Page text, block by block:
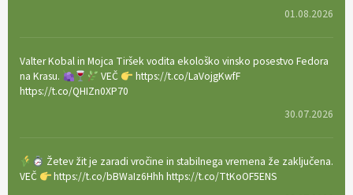
01.08.2026
Valter Kobal in Mojca Tiršek vodita ekološko vinsko posestvo Fedora
na Krasu.
VEČ
https://t.co/LaVojgKwfF
https://t.co/QHIZn0XP70
30.07.2026
Žetev žit je zaradi vročine in stabilnega vremena že zaključena.
VEČ
https://t.co/bBWaIz6Hhh https://t.co/TtKoOF5ENS